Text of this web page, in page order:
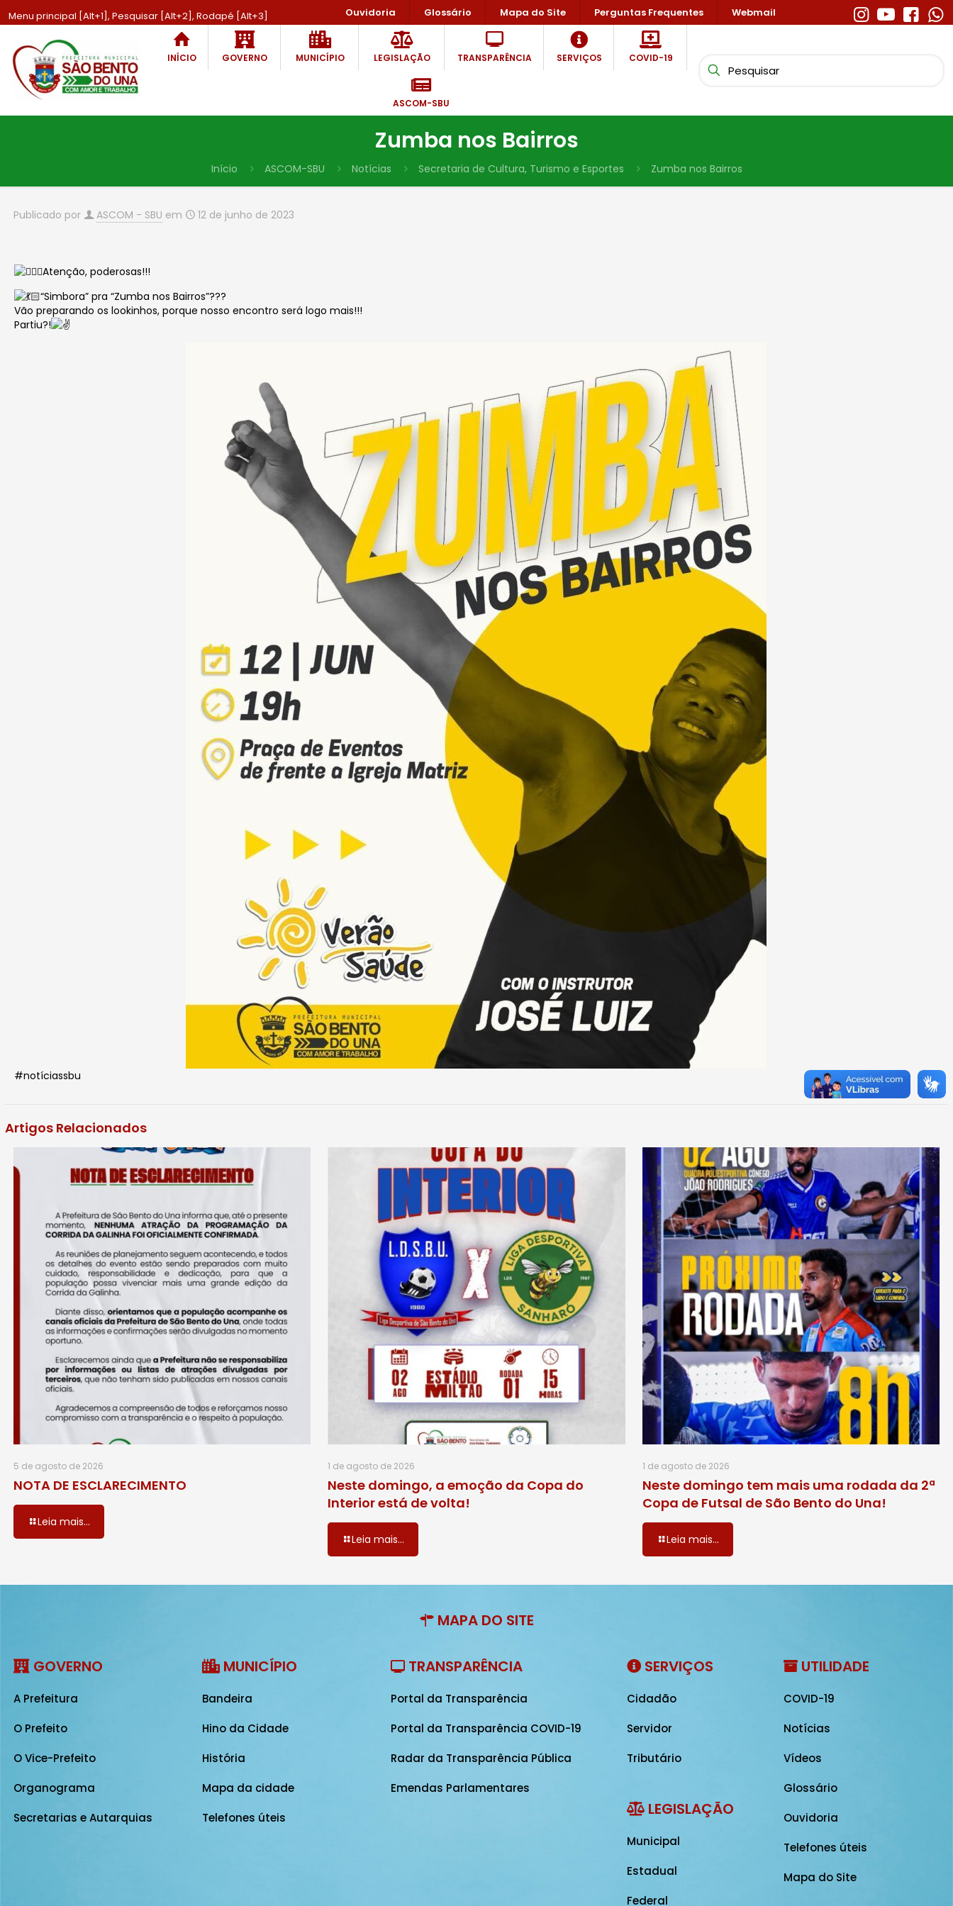
Menu principal [Alt+1], Pesquisar [Alt+2], Rodapé [Alt+3] Ouvidoria Glossário Mapa do Site Perguntas Frequentes Webmail
INÍCIO GOVERNO MUNICÍPIO LEGISLAÇÃO TRANSPARÊNCIA SERVIÇOS COVID-19
ASCOM-SBU
Zumba nos Bairros
Início ASCOM-SBU Notícias Secretaria de Cultura, Turismo e Esportes Zumba nos Bairros
Publicado por ASCOM - SBU em 12 de junho de 2023
Atenção, poderosas!!!
“Simbora” pra “Zumba nos Bairros”???
Vão preparando os lookinhos, porque nosso encontro será logo mais!!!
Partiu?!
#notíciassbu
Artigos Relacionados
5 de agosto de 2026
NOTA DE ESCLARECIMENTO
Leia mais...
1 de agosto de 2026
Neste domingo, a emoção da Copa do
Interior está de volta!
Leia mais...
1 de agosto de 2026
Neste domingo tem mais uma rodada da 2ª
Copa de Futsal de São Bento do Una!
Leia mais...
MAPA DO SITE
GOVERNO
A Prefeitura
O Prefeito
O Vice-Prefeito
Organograma
Secretarias e Autarquias
MUNICÍPIO
Bandeira
Hino da Cidade
História
Mapa da cidade
Telefones úteis
TRANSPARÊNCIA
Portal da Transparência
Portal da Transparência COVID-19
Radar da Transparência Pública
Emendas Parlamentares
SERVIÇOS
Cidadão
Servidor
Tributário
LEGISLAÇÃO
Municipal
Estadual
Federal
UTILIDADE
COVID-19
Notícias
Vídeos
Glossário
Ouvidoria
Telefones úteis
Mapa do Site